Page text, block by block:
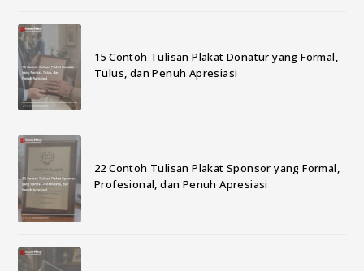
15 Contoh Tulisan Plakat Donatur yang Formal,
Tulus, dan Penuh Apresiasi
22 Contoh Tulisan Plakat Sponsor yang Formal,
Profesional, dan Penuh Apresiasi